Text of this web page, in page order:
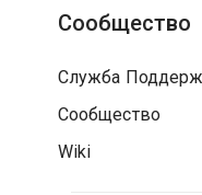
Сообщество
Служба
Сообщество
Wiki